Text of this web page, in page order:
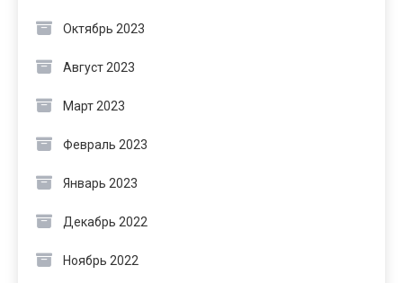
Октябрь 2023
Август 2023
Март 2023
Февраль 2023
Январь 2023
Декабрь 2022
Ноябрь 2022